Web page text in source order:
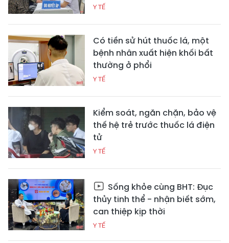
Y TẾ
Có tiền sử hút thuốc lá, một
bệnh nhân xuất hiện khối bất
thường ở phổi
Y TẾ
Kiểm soát, ngăn chặn, bảo vệ
thế hệ trẻ trước thuốc lá điện
tử
Y TẾ
Sống khỏe cùng BHT: Đục
thủy tinh thể - nhận biết sớm,
can thiệp kịp thời
Y TẾ